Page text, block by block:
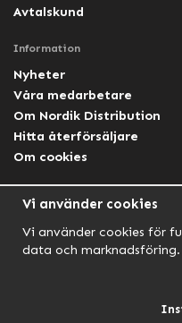
Avtalskund
Information
Nyheter
Våra medarbetare
Om Nordik Distribution
Hitta återförsäljare
Om cookies
Facebook Lightforce
Vi använder cookies
Vi använder cookies för
data och marknadsföring.